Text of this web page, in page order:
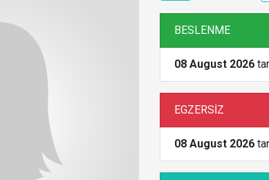
BESLENME
08 August 2026
EGZERSİZ
08 August 2026